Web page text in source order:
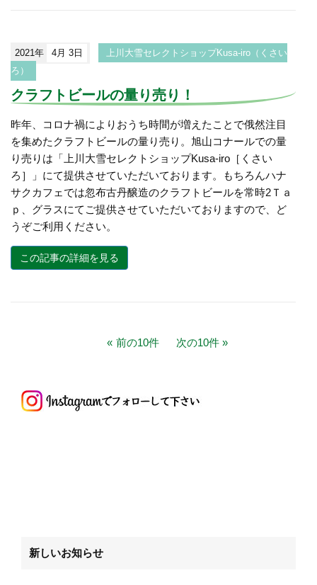
2021年 4月 3日
上川大雪セレクトショップKusa-iro（くさい
ろ）
クラフトビールの量り売り！
昨年、コロナ禍によりおうち時間が増えたことで俄然注目
を集めたクラフトビールの量り売り。旭山コナールでの量
り売りは「上川大雪セレクトショップKusa-iro［くさい
ろ］」にて提供させていただいております。もちろんハナ
サクカフェでは忽布古丹醸造のクラフトビールを常時2Ｔａ
ｐ、グラスにてご提供させていただいておりますので、ど
うぞご利用ください。
この記事の詳細を見る
前の10件 次の10件
新しいお知らせ